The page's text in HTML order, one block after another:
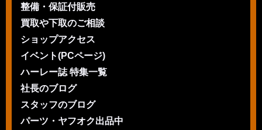
整備・保証付販売
買取や下取のご相談
ショップアクセス
イベント(PCページ)
ハーレー誌 特集一覧
社長のブログ
スタッフのブログ
パーツ・ヤフオク出品中